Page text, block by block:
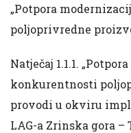
„Potpora
poljoprivredne
Natječaj 1.1.1.
konkurentnosti
provodi u okviru
LAG-a Zrinska gora –